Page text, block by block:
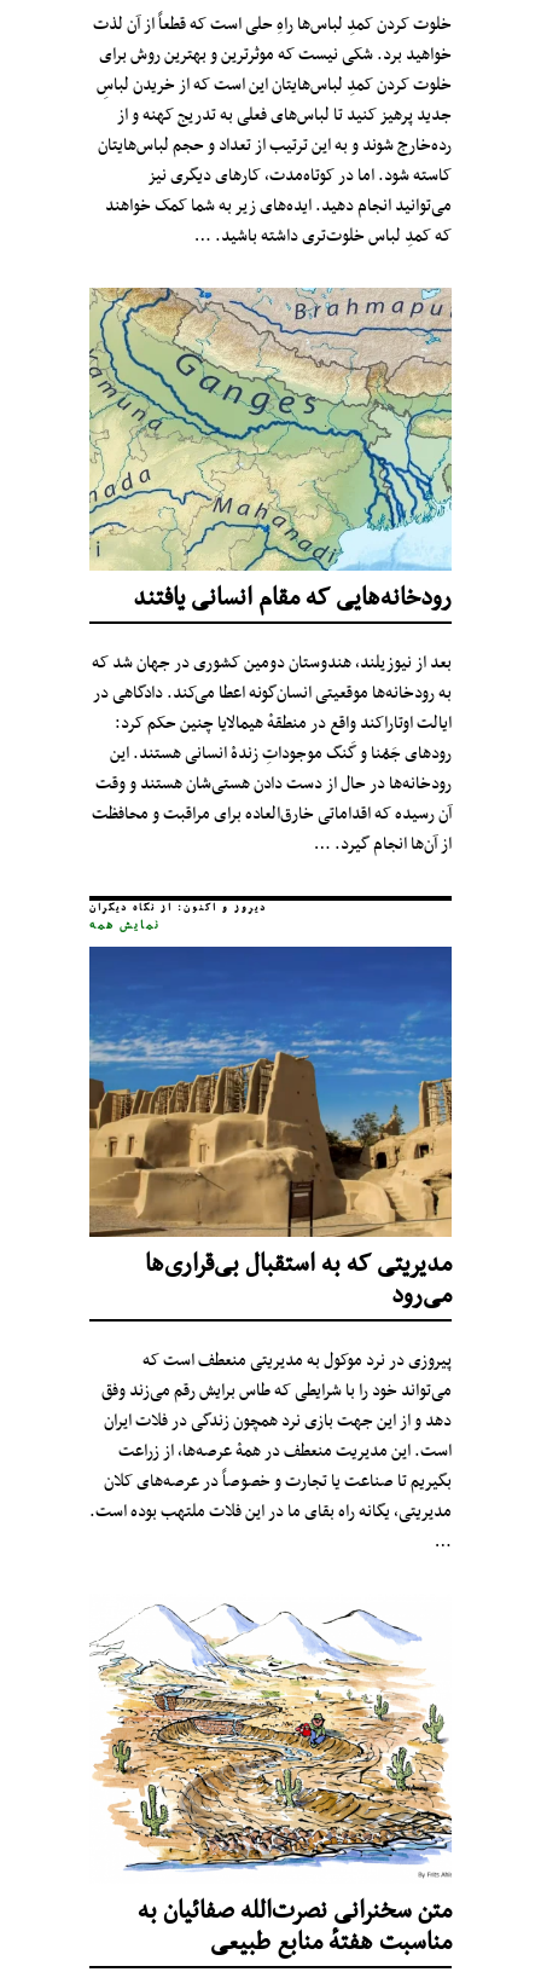
خلوت کردن کمدِ لباس‌ها راهِ حلی است که قطعاً از آن لذت
خواهید برد. شکی نیست که موثرترین و بهترین روش برای
خلوت کردن کمدِ لباس‌هایتان این است که از خریدن لباسِ
جدید پرهیز کنید تا لباس‌های فعلی به تدریج کهنه و از
رده‌خارج شوند و به این ترتیب از تعداد و حجم لباس‌هایتان
کاسته شود. اما در کوتاه‌مدت، کارهای دیگری نیز
می‌توانید انجام دهید. ایده‌های زیر به شما کمک خواهند
که کمدِ لباس خلوت‌تری داشته باشید. …
رودخانه‌هایی که مقام انسانی یافتند
بعد از نیوزیلند، هندوستان دومین کشوری در جهان شد که
به رودخانه‌‌ها موقعیتی انسان‌گونه اعطا می‌کند. دادگاهی در
ایالت اوتاراکند واقع در منطقهٔ هیمالایا چنین حکم کرد:
رودهای جَمُنا و گَنگ موجوداتِ زندهٔ انسانی هستند. این
رودخانه‌ها در حال از دست دادن هستی‌شان هستند و وقت
آن رسیده که اقداماتی خارق‌العاده‌ برای مراقبت و محافظت
از آن‌ها انجام گیرد. …
دیروز و اکنون: از نگاه دیگران
نمایش همه
مدیریتی که به استقبال بی‌قراری‌ها
می‌رود
پیروزی در نرد موکول به مدیریتی منعطف است که
می‌تواند خود را با شرایطی که طاس برایش رقم می‌زند وفق
دهد و از این جهت بازی نرد همچون زندگی در فلات ایران
است. این مدیریت منعطف در همۀ عرصه‌ها، از زراعت
بگیریم تا صناعت یا تجارت و خصوصاً در عرصه‌های کلان
مدیریتی، یگانه راه بقای ما در این فلات ملتهب بوده است.
…
متن سخنرانی نصرت‌الله صفائیان به
مناسبت هفتهٔ منابع طبیعی